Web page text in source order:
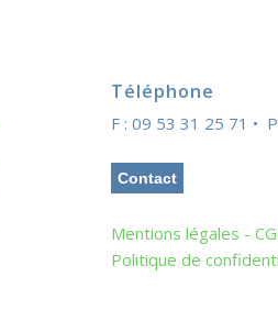
Téléphone
F : 09 53 31 25 71 •
Contact
Mentions légales -
Politique de